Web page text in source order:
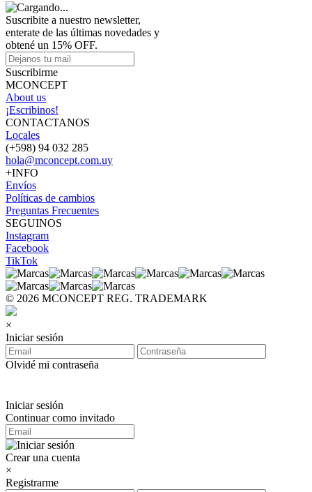
Suscribite a nuestro newsletter,
enterate de las últimas novedades y
obtené un 15% OFF.
Suscribirme
MCONCEPT
About us
¡Escribinos!
CONTACTANOS
Locales
(+598) 94 032 285
hola@mconcept.com.uy
+INFO
Envíos
Políticas de cambios
Preguntas Frecuentes
SEGUINOS
Instagram
Facebook
TikTok
© 2026 MCONCEPT REG. TRADEMARK
×
Iniciar sesión
Olvidé mi contraseña
Iniciar sesión
Continuar como invitado
Crear una cuenta
×
Registrarme